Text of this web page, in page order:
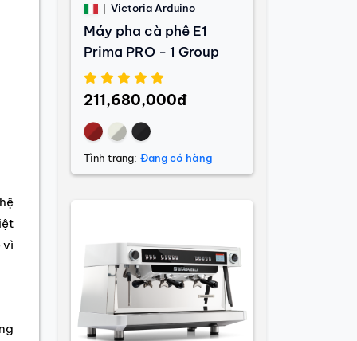
vì
Victoria Arduino
Máy pha cà phê E1
Prima PRO - 1 Group
211,680,000đ
Tình trạng: Đang có hàng